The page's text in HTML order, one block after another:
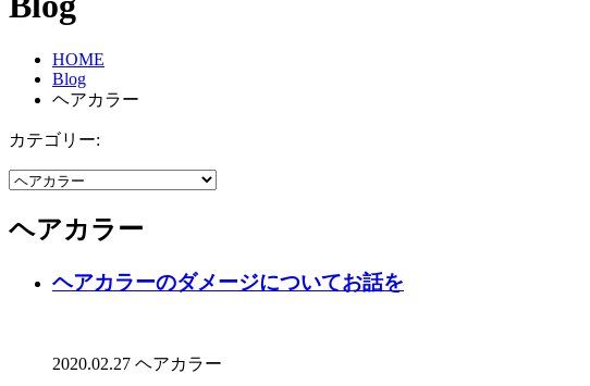
HOME
Blog
ヘアカラー
カテゴリー:
ヘアカラー
ヘアカラーのダメージについてお話を
2020.02.27 ヘアカラー